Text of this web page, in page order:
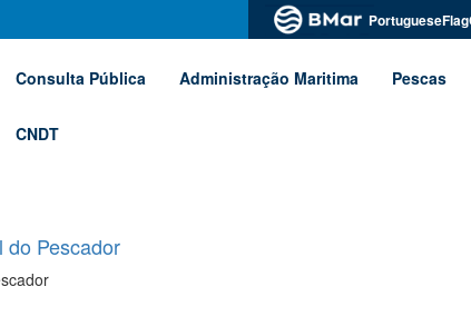
Consulta Pública Administração Maritima Pescas
CNDT
do Pescador